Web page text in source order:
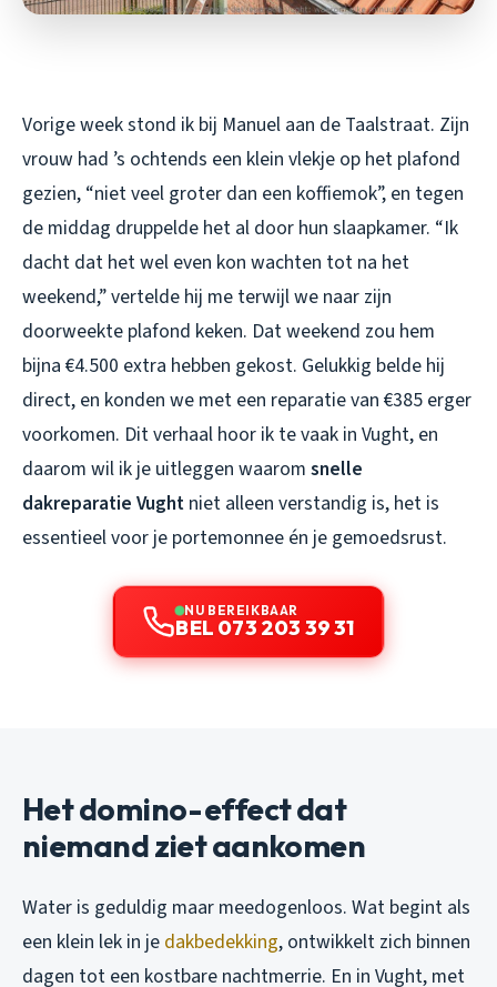
Vorige week stond ik bij Manuel aan de Taalstraat. Zijn
vrouw had ’s ochtends een klein vlekje op het plafond
gezien, “niet veel groter dan een koffiemok”, en tegen
de middag druppelde het al door hun slaapkamer. “Ik
dacht dat het wel even kon wachten tot na het
weekend,” vertelde hij me terwijl we naar zijn
doorweekte plafond keken. Dat weekend zou hem
bijna €4.500 extra hebben gekost. Gelukkig belde hij
direct, en konden we met een reparatie van €385 erger
voorkomen. Dit verhaal hoor ik te vaak in Vught, en
daarom wil ik je uitleggen waarom snelle
dakreparatie Vught niet alleen verstandig is, het is
essentieel voor je portemonnee én je gemoedsrust.
NU BEREIKBAAR
BEL 073 203 39 31
Het domino-effect dat
niemand ziet aankomen
Water is geduldig maar meedogenloos. Wat begint als
een klein lek in je dakbedekking, ontwikkelt zich binnen
dagen tot een kostbare nachtmerrie. En in Vught, met